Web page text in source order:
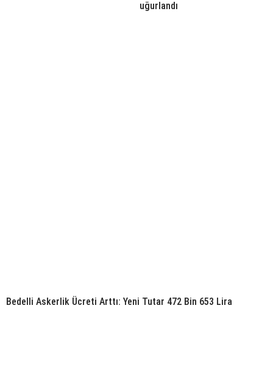
uğurlandı
Bedelli Askerlik Ücreti Arttı: Yeni Tutar 472 Bin 653 Lira